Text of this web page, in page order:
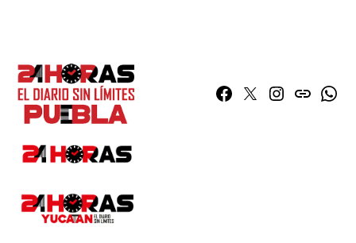
Facebook
TwitterInstagram
issuu